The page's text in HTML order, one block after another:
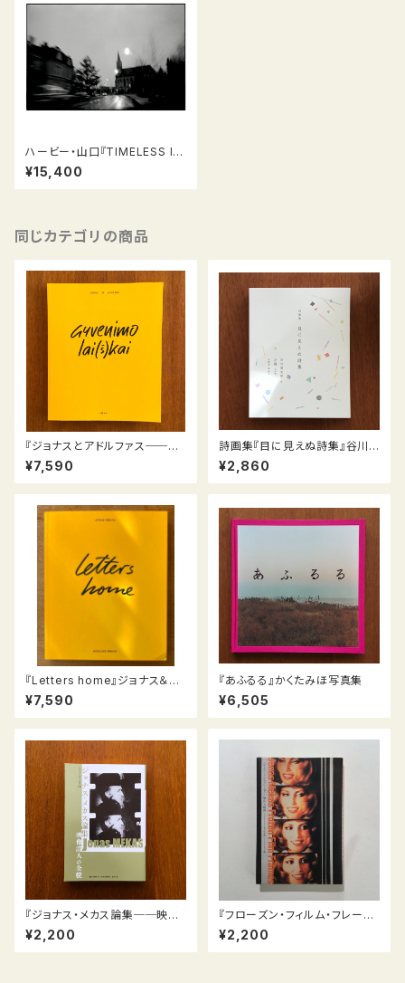
ハービー・山口『TIMELESS IN
LUXEMBOURG 1999-2017』
スペシャル版（オリジナル ゼラチ
ンシルバープリント「雨上がり
¥15,400
同じカテゴリの商品
『ジョナスとアドルファス──人
生』（JONAS IR ADOLFAS/ G
yvenimo lai(š)Kai）
¥7,590
詩画集『目に見えぬ詩集』谷川
俊太郎・詩 沙羅・版画
¥2,860
『Letters home』ジョナス＆ア
ドルファス・メカス／Jonas an
d Adolfas Mekas
¥7,590
『あふるる』かくたみほ写真集
¥6,505
『ジョナス・メカス論集──映像
詩人の全貌』
¥2,200
『フローズン・フィルム・フレーム
ズ 静止した映画』ジョナス・メ
カス
¥2,200